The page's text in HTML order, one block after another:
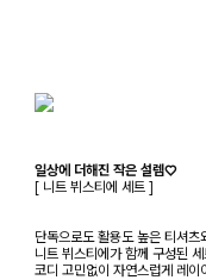
일상에 더해진 작은 설렘♡
[ 니트 뷔스티에 세트 ]
단독으로도 활용도 높은 티셔츠
니트 뷔스티에가 함께 구성된
코디 고민없이 자연스럽게 레이